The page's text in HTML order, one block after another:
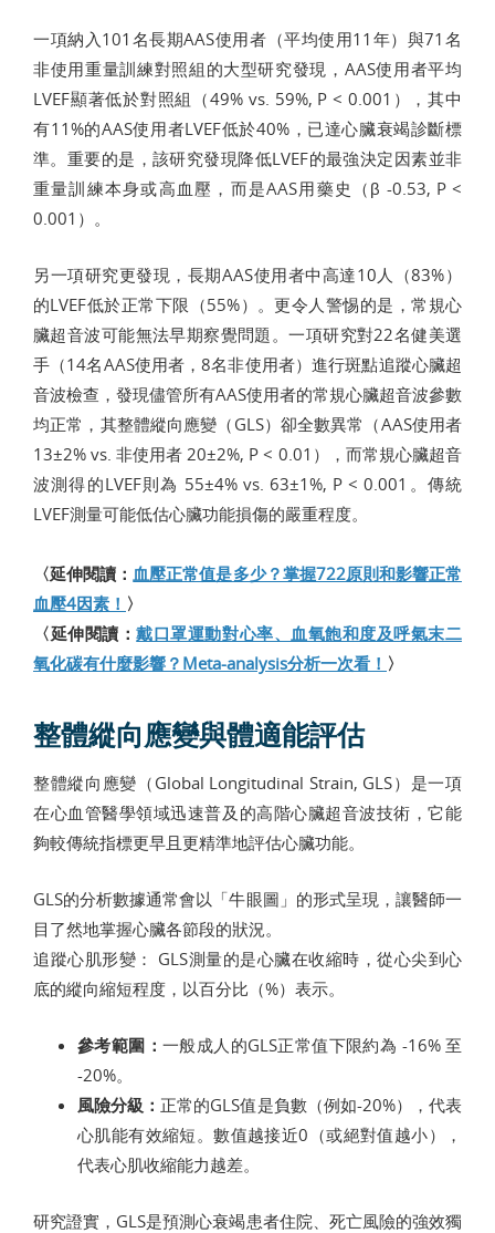
一項納入101名長期AAS使用者（平均使用11年）與71名
非使用重量訓練對照組的大型研究發現，AAS使用者平均
LVEF顯著低於對照組（49% vs. 59%, P < 0.001），其中
有11%的AAS使用者LVEF低於40%，已達心臟衰竭診斷標
準。重要的是，該研究發現降低LVEF的最強決定因素並非
重量訓練本身或高血壓，而是AAS用藥史（β -0.53, P <
0.001）。
另一項研究更發現，長期AAS使用者中高達10人（83%）
的LVEF低於正常下限（55%）。更令人警惕的是，常規心
臟超音波可能無法早期察覺問題。一項研究對22名健美選
手（14名AAS使用者，8名非使用者）進行斑點追蹤心臟超
音波檢查，發現儘管所有AAS使用者的常規心臟超音波參數
均正常，其整體縱向應變（GLS）卻全數異常（AAS使用者
13±2% vs. 非使用者 20±2%, P < 0.01），而常規心臟超音
波測得的LVEF則為 55±4% vs. 63±1%, P < 0.001。傳統
LVEF測量可能低估心臟功能損傷的嚴重程度。
〈延伸閱讀： 血壓正常值是多少？掌握722原則和影響正常
血壓4因素！ 〉
〈延伸閱讀：戴口罩運動對心率、血氧飽和度及呼氣末二
氧化碳有什麼影響？Meta-analysis分析一次看！ 〉
整體縱向應變與體適能評估
整體縱向應變（Global Longitudinal Strain, GLS）是一項
在心血管醫學領域迅速普及的高階心臟超音波技術，它能
夠較傳統指標更早且更精準地評估心臟功能。
GLS的分析數據通常會以「牛眼圖」的形式呈現，讓醫師一
目了然地掌握心臟各節段的狀況。
追蹤心肌形變： GLS測量的是心臟在收縮時，從心尖到心
底的縱向縮短程度，以百分比（%）表示。
參考範圍： 一般成人的GLS正常值下限約為 -16% 至
-20%。
風險分級： 正常的GLS值是負數（例如-20%），代表
心肌能有效縮短。數值越接近0（或絕對值越小），
代表心肌收縮能力越差。
研究證實，GLS是預測心衰竭患者住院、死亡風險的強效獨